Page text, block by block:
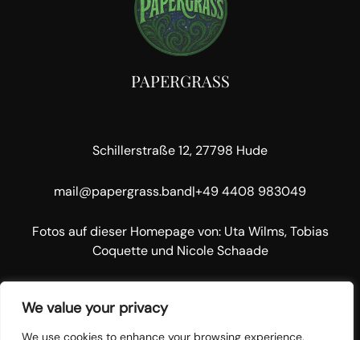
We value your privacy
We use cookies to enhance your browsing experience,
PAPERGRASS
Schillerstraße 12, 27798 Hude
mail@papergrass.band|+49 4408 983049
Fotos auf dieser Homepage von: Uta Wilms, Tobias
Coquette und Nicole Schaade
Facebook
Spotify